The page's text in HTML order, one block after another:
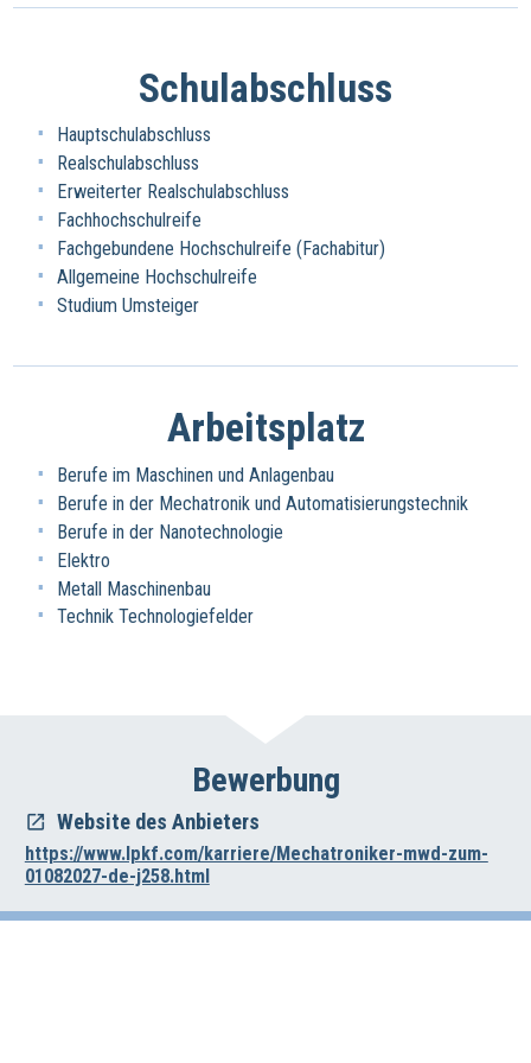
Schulabschluss
Hauptschulabschluss
Realschulabschluss
Erweiterter Realschulabschluss
Fachhochschulreife
Fachgebundene Hochschulreife (Fachabitur)
Allgemeine Hochschulreife
Studium Umsteiger
Arbeitsplatz
Berufe im Maschinen und Anlagenbau
Berufe in der Mechatronik und Automatisierungstechnik
Berufe in der Nanotechnologie
Elektro
Metall Maschinenbau
Technik Technologiefelder
Bewerbung
Website des Anbieters
https://www.lpkf.com/karriere/Mechatroniker-mwd-zum-
01082027-de-j258.html